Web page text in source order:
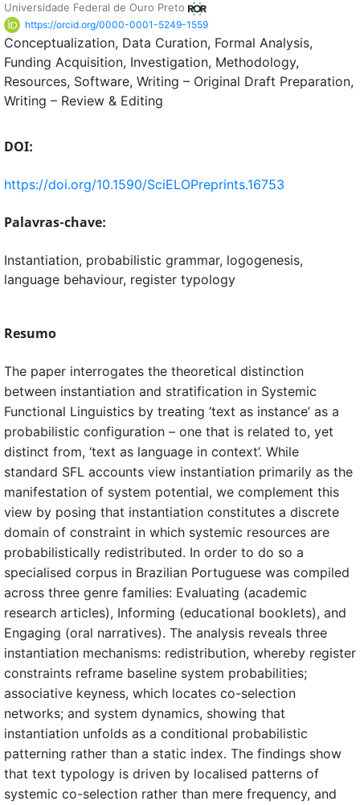
Universidade Federal de Ouro Preto
https://orcid.org/0000-0001-5249-1559
Conceptualization Data Curation Formal Analysis
Funding Acquisition Investigation Methodology
Resources Software Writing – Original Draft Preparation
Writing – Review & Editing
DOI:
https://doi.org/10.1590/SciELOPreprints.16753
Palavras-chave:
Instantiation, probabilistic grammar, logogenesis,
language behaviour, register typology
Resumo
The paper interrogates the theoretical distinction
between instantiation and stratification in Systemic
Functional Linguistics by treating ‘text as instance’ as a
probabilistic configuration – one that is related to, yet
distinct from, ‘text as language in context’. While
standard SFL accounts view instantiation primarily as the
manifestation of system potential, we complement this
view by posing that instantiation constitutes a discrete
domain of constraint in which systemic resources are
probabilistically redistributed. In order to do so a
specialised corpus in Brazilian Portuguese was compiled
across three genre families: Evaluating (academic
research articles), Informing (educational booklets), and
Engaging (oral narratives). The analysis reveals three
instantiation mechanisms: redistribution, whereby register
constraints reframe baseline system probabilities;
associative keyness, which locates co-selection
networks; and system dynamics, showing that
instantiation unfolds as a conditional probabilistic
patterning rather than a static index. The findings show
that text typology is driven by localised patterns of
systemic co-selection rather than mere frequency, and